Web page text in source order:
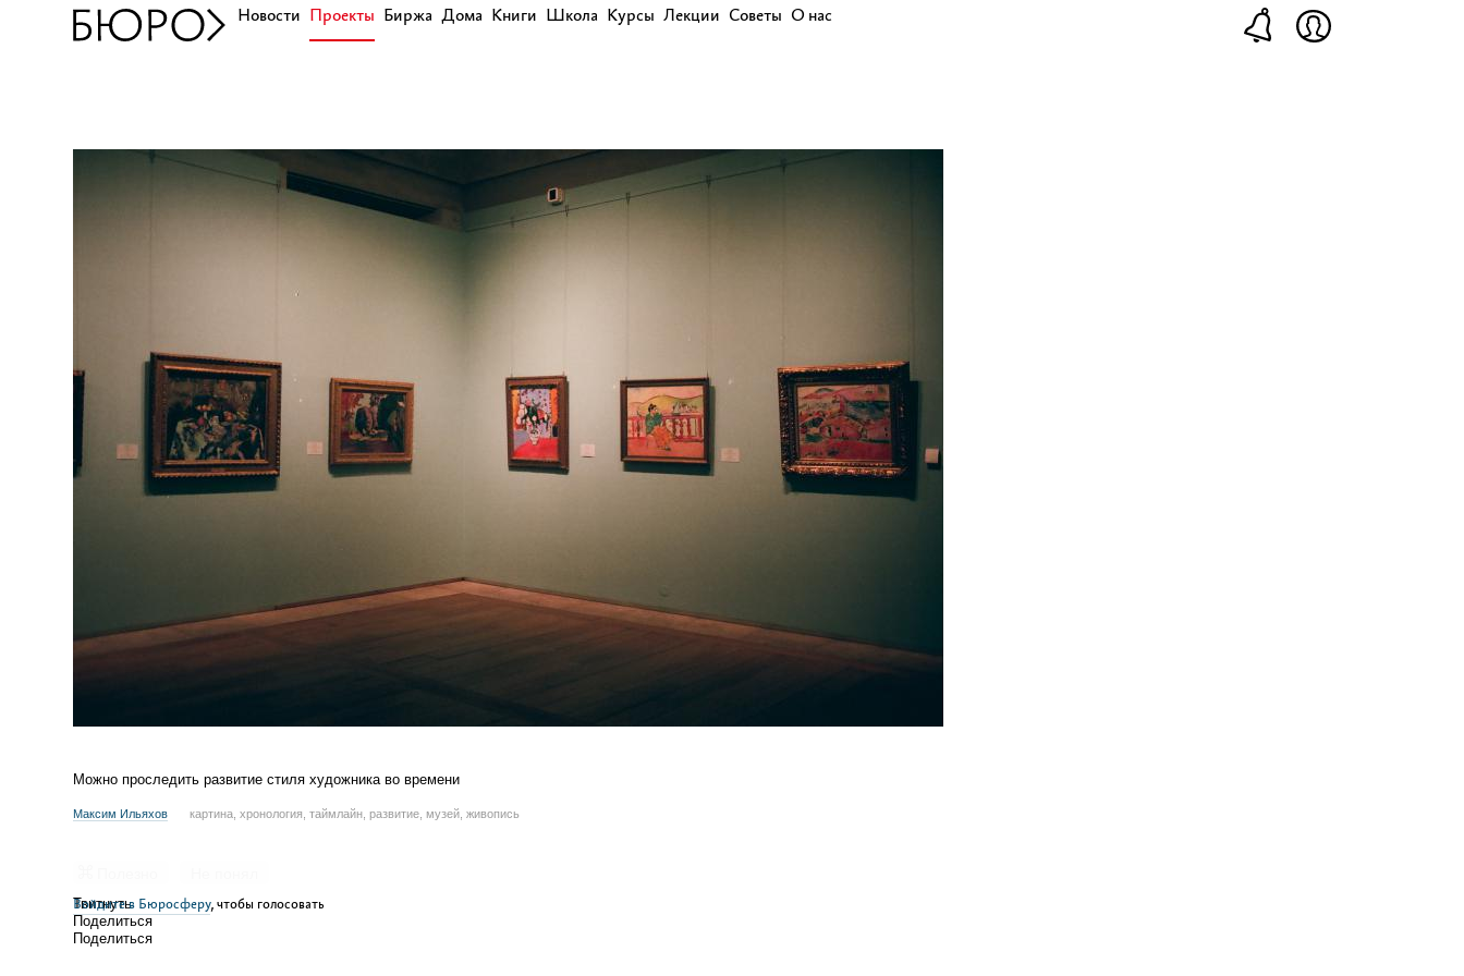
Новости Проекты Биржа Дома Книги Школа Курсы Лекции Советы О нас
Можно проследить развитие стиля художника во времени
Максим Ильяхов картина, хронология, таймлайн, развитие, музей, живопись
Войдите в Бюросферу, чтобы голосовать
Твитнуть
Поделиться
Поделиться